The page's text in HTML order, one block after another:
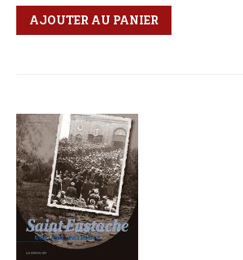
Qté
Format
AJOUTER AU PANIER